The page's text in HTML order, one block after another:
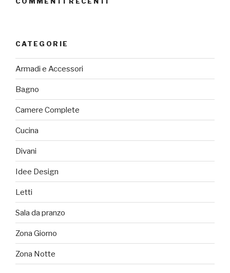
CATEGORIE
Armadi e Accessori
Bagno
Camere Complete
Cucina
Divani
Idee Design
Letti
Sala da pranzo
Zona Giorno
Zona Notte